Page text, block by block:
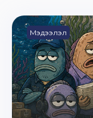
Мэдээлэл